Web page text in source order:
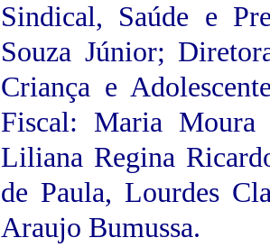
Sindical, Saúde e
Souza Júnior;
Criança e
Fiscal: Maria Moura
Liliana Regina
de Paula, Lourdes
Araujo Bumussa.